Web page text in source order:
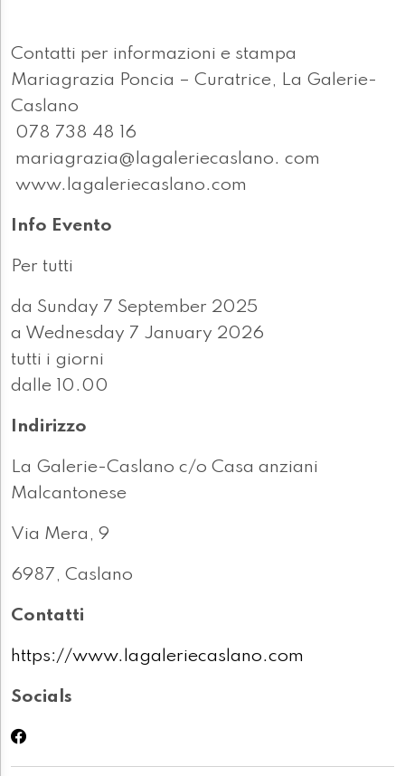
Contatti per informazioni e stampa
Mariagrazia Poncia – Curatrice, La Galerie-
Caslano
078 738 48 16
mariagrazia@lagaleriecaslano. com
www.lagaleriecaslano.com
Info Evento
Per tutti
da Sunday 7 September 2025
a Wednesday 7 January 2026
tutti i giorni
dalle 10.00
Indirizzo
La Galerie-Caslano c/o Casa anziani
Malcantonese
Via Mera, 9
6987, Caslano
Contatti
https://www.lagaleriecaslano.com
Socials